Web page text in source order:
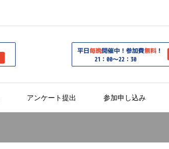
アンケート提出 参加申し込み